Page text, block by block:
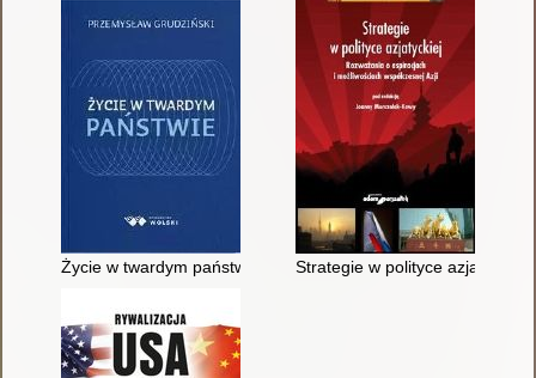
Życie w twardym państwie Strategie w polityce azjatyckiej